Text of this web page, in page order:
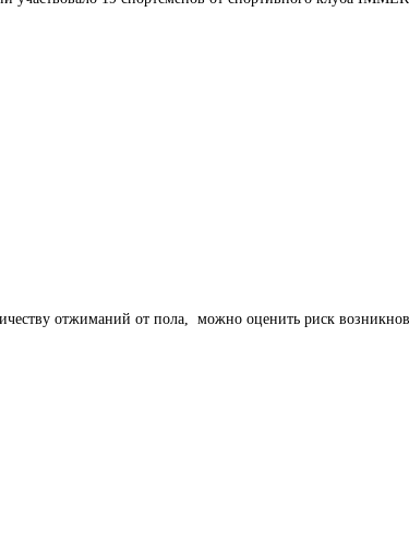
отжиманий от пола, можно оценить риск